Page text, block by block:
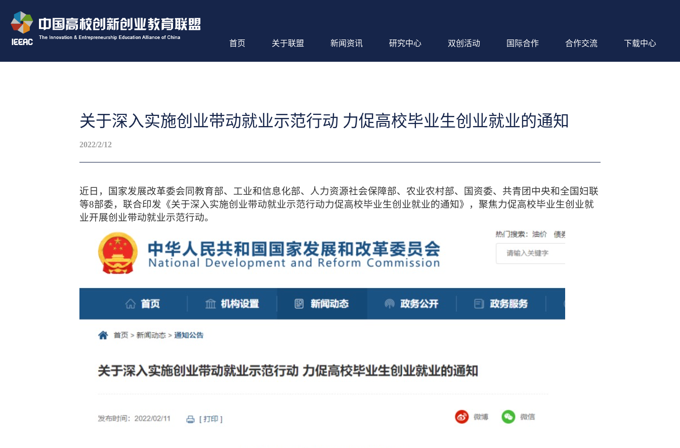
首页 关于联盟 新闻资讯 研究中心 双创活动 国际合作 合作交流 下载中心
关于深入实施创业带动就业示范行动 力促高校毕业生创业就业的通知
2022/2/12
近日，国家发展改革委会同教育部、工业和信息化部、人力资源社会保障部、农业农村部、国资委、共青团中央和全国妇联
等8部委，联合印发《关于深入实施创业带动就业示范行动力促高校毕业生创业就业的通知》，聚焦力促高校毕业生创业就
业开展创业带动就业示范行动。